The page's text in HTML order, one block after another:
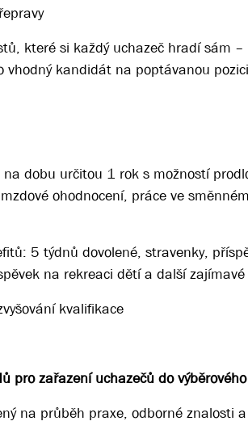
které si každý uchazeč hradí sám
vhodný kandidát na poptávanou pozici
dobu určitou 1 rok s možností
ohodnocení, práce ve
5 týdnů dovolené, stravenky,
na rekreaci dětí a další
kvalifikace
pro zařazení uchazečů do
na průběh praxe, odborné znalosti